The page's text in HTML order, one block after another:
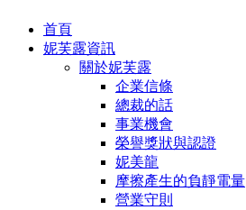
首頁
妮芙露資訊
關於妮芙露
企業信條
總裁的話
事業機會
榮譽獎狀與認證
妮美龍
摩擦產生的負靜電量
營業守則